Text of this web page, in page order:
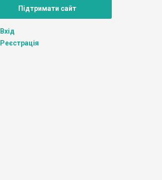
Підтримати сайт
Вхід
Реєстрація